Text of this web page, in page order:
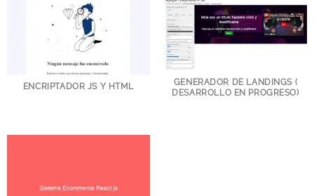
ENCRIPTADOR JS Y HTML
GENERADOR DE LANDINGS (
DESARROLLO EN PROGRESO)